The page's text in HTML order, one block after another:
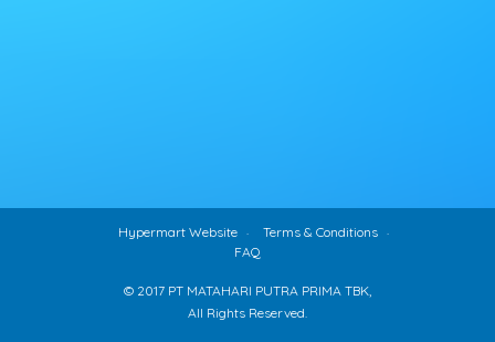
Hypermart Website
Terms & Conditions
FAQ
© 2017 PT MATAHARI PUTRA PRIMA TBK,
All Rights Reserved.